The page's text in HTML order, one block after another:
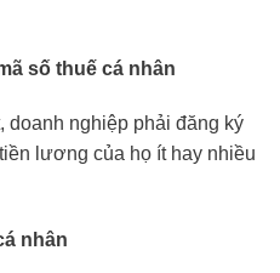
số thuế cá nhân
doanh nghiệp phải đăng ký
lương của họ ít hay nhiều
nhân